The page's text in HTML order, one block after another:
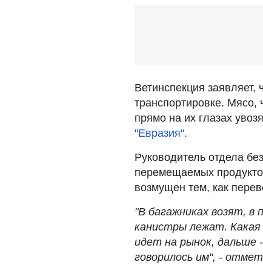
Ветинспекция
транспортировке. Мясо,
прямо на их глазах
"Евразия".
Руководитель отдела
перемещаемых
возмущен тем, как
"В багажниках возят, в
канистры лежат.
идет на рынок, дальше
говорилось им", -